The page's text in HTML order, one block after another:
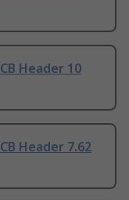
Header 10
Header 7.62